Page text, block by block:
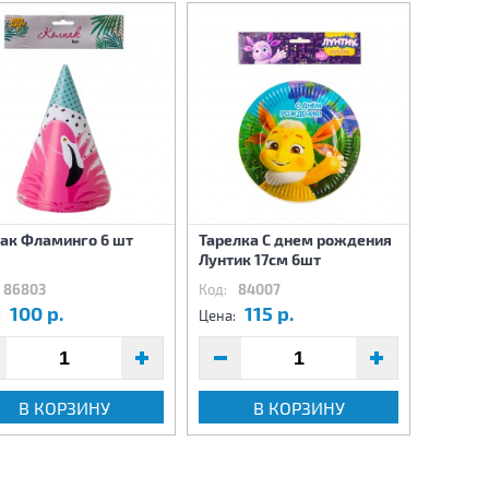
Фламинго 6 шт
86803
100 р.
В КОРЗИНУ
Тарелка С днем рождения
Лунтик 17см 6шт
Код: 84007
Цена: 115 р.
В КОРЗИНУ